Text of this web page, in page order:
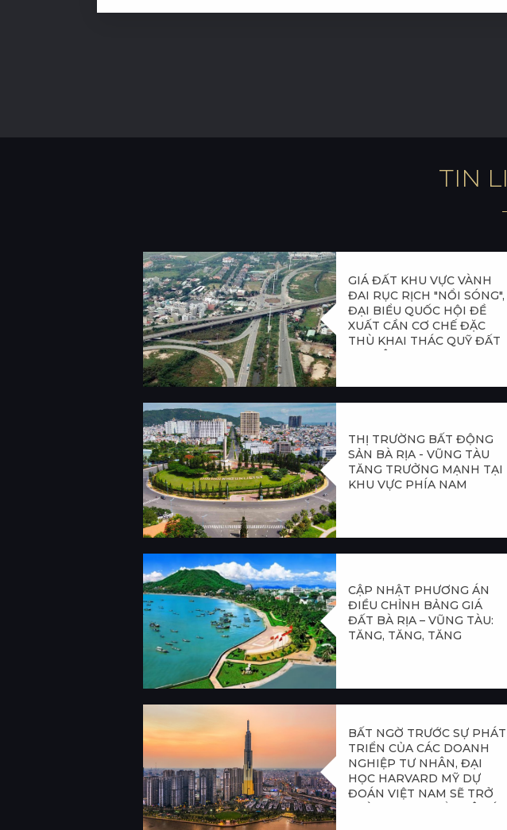
TIN LI
GIÁ ĐẤT KHU VỰC VÀNH
ĐAI RỤC RỊCH "NỔI SÓNG",
ĐẠI BIỂU QUỐC HỘI ĐỀ
XUẤT CẦN CƠ CHẾ ĐẶC
THÙ KHAI THÁC QUỸ ĐẤT
THỊ TRƯỜNG BẤT ĐỘNG
SẢN BÀ RỊA - VŨNG TÀU
TĂNG TRƯỞNG MẠNH TẠI
KHU VỰC PHÍA NAM
CẬP NHẬT PHƯƠNG ÁN
ĐIỀU CHỈNH BẢNG GIÁ
ĐẤT BÀ RỊA – VŨNG TÀU:
TĂNG, TĂNG, TĂNG
BẤT NGỜ TRƯỚC SỰ PHÁT
TRIỂN CỦA CÁC DOANH
NGHIỆP TƯ NHÂN, ĐẠI
HỌC HARVARD MỸ DỰ
ĐOÁN VIỆT NAM SẼ TRỞ